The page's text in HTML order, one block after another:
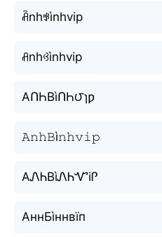
ꋫnhꃃìnhvip
ꋬnhꃳìnhvip
AՈҺBìՈҺ౮ɿƿ
𝙰𝚗𝚑𝙱ì𝚗𝚑𝚟𝚒𝚙
AᏁᏂBìᏁᏂᏉiᎵ
АннБìннвїп